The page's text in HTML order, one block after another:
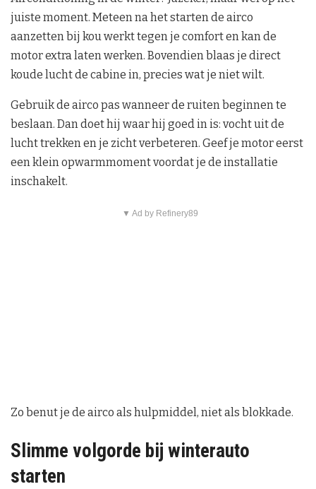
juiste moment. Meteen na het starten de airco
aanzetten bij kou werkt tegen je comfort en kan de
motor extra laten werken. Bovendien blaas je direct
koude lucht de cabine in, precies wat je niet wilt.
Gebruik de airco pas wanneer de ruiten beginnen te
beslaan. Dan doet hij waar hij goed in is: vocht uit de
lucht trekken en je zicht verbeteren. Geef je motor eerst
een klein opwarmmoment voordat je de installatie
inschakelt.
▼ Ad by Refinery89
Zo benut je de airco als hulpmiddel, niet als blokkade.
Slimme volgorde bij winterauto
starten